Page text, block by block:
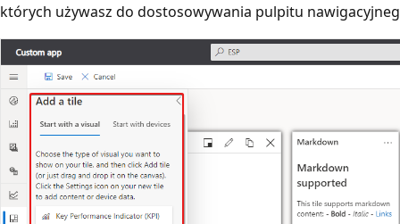
których używasz do dostosowywania pulpitu